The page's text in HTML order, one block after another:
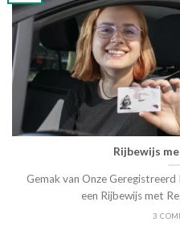
Rijbewijs
Gemak van Onze
een Rijbewijs met
3